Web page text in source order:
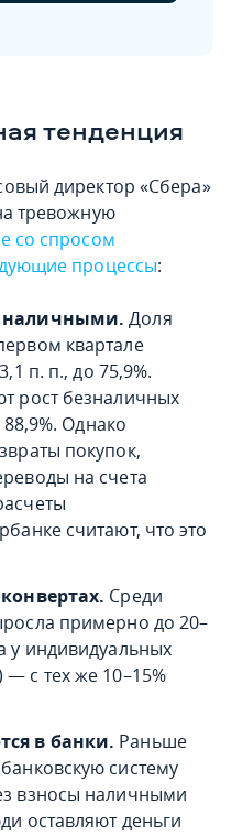
тенденция
директор «Сбера»
тревожную
со спросом
процессы:
наличными.Доля
квартале
п. п., до 75,9%.
рост безналичных
Однако
покупок,
на счета
считают, что это
Среди
примерно до 20–
у индивидуальных
с тех же 10–15%
в банки. Раньше
систему
взносы наличными
оставляют деньги